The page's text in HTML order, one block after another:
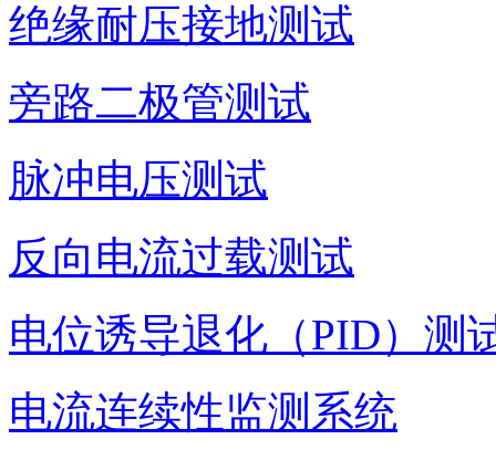
绝缘耐压接地测试
旁路二极管测试
脉冲电压测试
反向电流过载测试
电位诱导退化（PID）测
电流连续性监测系统